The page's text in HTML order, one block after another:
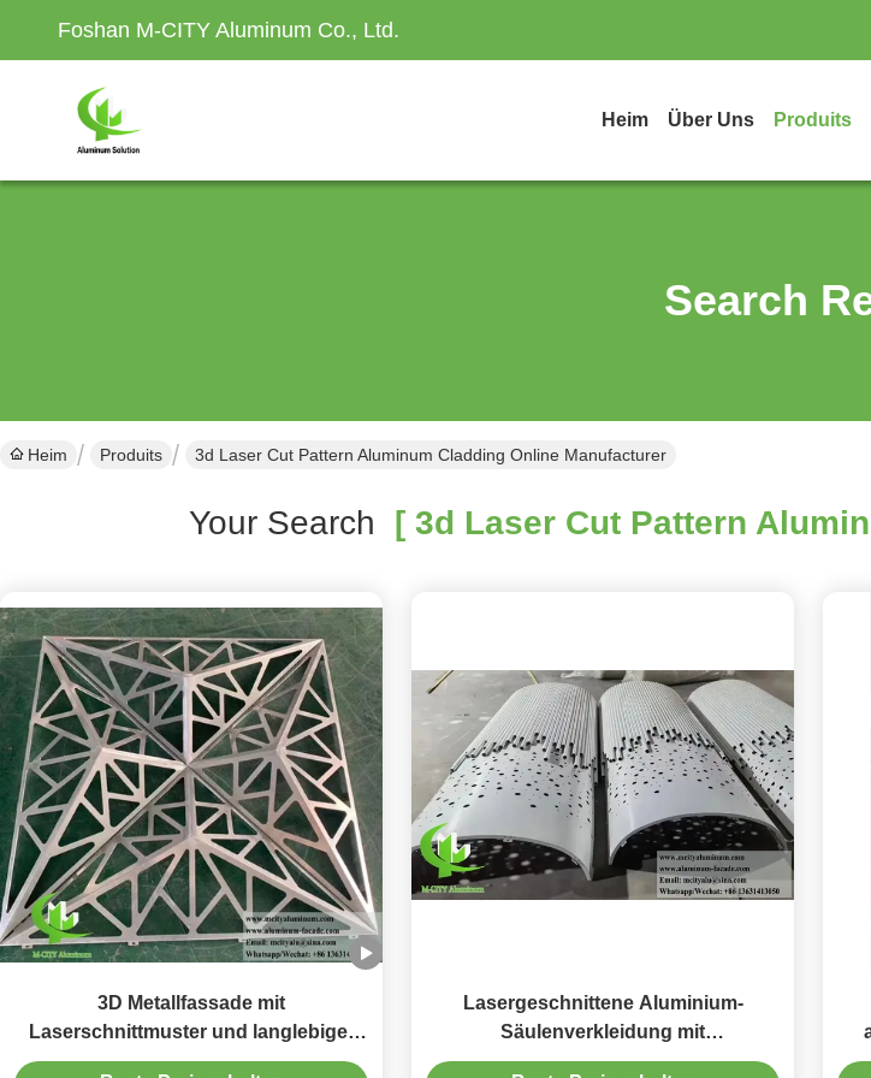
Foshan M-CITY Aluminum Co., Ltd.
Heim Über Uns Produits
Search
Heim Produits 3d Laser Cut Pattern Aluminum Cladding Online Manufacturer
Your Search [ 3d Laser Cut Pattern
3D Metallfassade mit
Laserschnittmuster und langlebiger
PVDF-Beschichtung, anpassbare
Lasergeschnittene Aluminium-
Säulenverkleidung mit
Pulverbeschichtung in anpassbaren